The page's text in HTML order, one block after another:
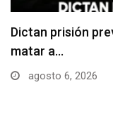
Usuarios
obtener…
agosto 6, 2026